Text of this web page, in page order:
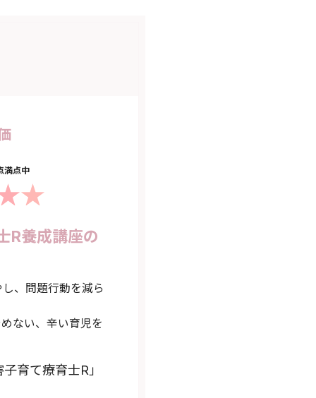
満点中
R養成講座の
、問題行動を減ら
ない、辛い育児を
育て療育士R」